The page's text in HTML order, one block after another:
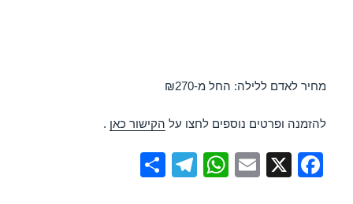
מחיר לאדם ללילה: החל מ-₪270
להזמנה ופרטים נוספים לחצו על הקישור כאן .
F
X
E
W
T